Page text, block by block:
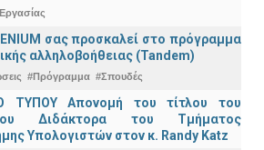
σας προσκαλεί στο πρόγραμμα
αλληλοβοήθειας (Tandem)
#Πρόγραμμα #Σπουδές
ΤΥΠΟΥ Απονομή του τίτλου του
Διδάκτορα του Τμήματος
Υπολογιστών στον κ. Randy Katz